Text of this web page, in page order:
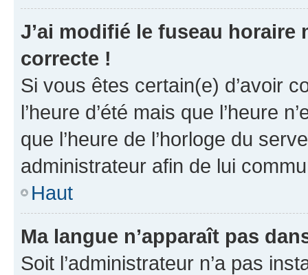
J’ai modifié le fuseau horaire
correcte !
Si vous êtes certain(e) d’avoir
l’heure d’été mais que l’heure
que l’heure de l’horloge du
administrateur afin de lui
Haut
Ma langue n’apparaît pas
Soit l’administrateur n’a pas